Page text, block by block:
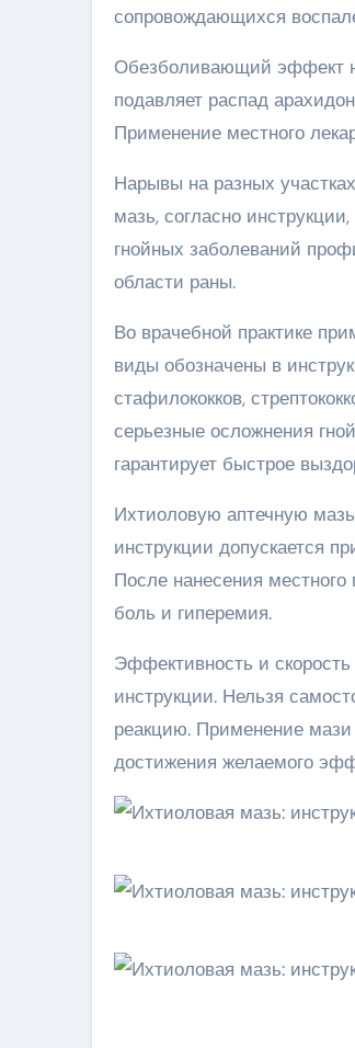
сопровождающихся
Обезболивающий эффект
подавляет распад
Применение местного
Нарывы на разных
мазь, согласно
гнойных заболеваний
области раны.
Во врачебной практике
виды обозначены в
стафилококков,
серьезные осложнения
гарантирует быстрое
Ихтиоловую аптечную
инструкции допускается
После нанесения
боль и гиперемия.
Эффективность и
инструкции. Нельзя
реакцию. Применение мази
достижения желаемого